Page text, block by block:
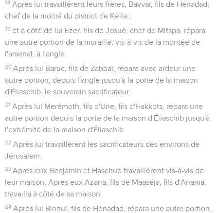
18 Après lui travaillèrent leurs frères, Bavvaï, fils de Hénadad,
chef de la moitié du district de Keïla ;
19 et à côté de lui Ézer, fils de Josué, chef de Mitspa, répara
une autre portion de la muraille, vis-à-vis de la montée de
l'arsenal, à l'angle.
20 Après lui Baruc, fils de Zabbaï, répara avec ardeur une
autre portion, depuis l'angle jusqu'à la porte de la maison
d'Éliaschib, le souverain sacrificateur.
21 Après lui Merémoth, fils d'Urie, fils d'Hakkots, répara une
autre portion depuis la porte de la maison d'Éliaschib jusqu'à
l'extrémité de la maison d'Éliaschib.
22 Après lui travaillèrent les sacrificateurs des environs de
Jérusalem.
23 Après eux Benjamin et Haschub travaillèrent vis-à-vis de
leur maison. Après eux Azaria, fils de Maaséja, fils d'Anania,
travailla à côté de sa maison.
24 Après lui Binnuï, fils de Hénadad, répara une autre portion,